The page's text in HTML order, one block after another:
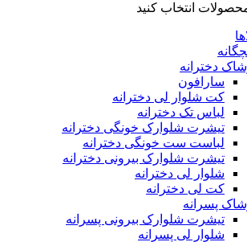
انتخاب کنید
دخترانه
سارافون
کت شلوار لی دخترانه
لباس تک دخترانه
تیشرت شلوارک خونگی دخترانه
لباست ست خونگی دخترانه
تیشرت شلوارک بیرونی دخترانه
شلوار لی دخترانه
کت لی دخترانه
پسرانه
تیشرت شلوارک بیرونی پسرانه
شلوار لی پسرانه